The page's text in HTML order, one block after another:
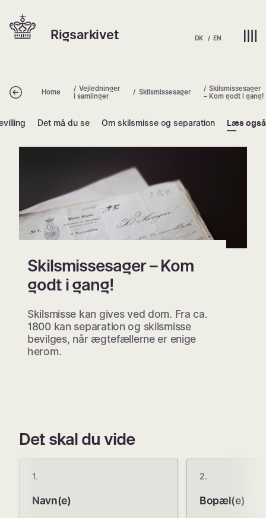
Spring
indhold
Hjem | Home
Rigsarkivet DK EN
Tilbage Home
Vejledninger
i samlinger
Skilsmissesager
Skilsmissesager
– Kom godt i gang!
Det må du se Om skilsmisse og separation Læs også
Skilsmissesager – Kom godt i gang!
Skilsmissesager – Kom
godt i gang!
Skilsmisse kan gives ved dom. Fra ca.
1800 kan separation og skilsmisse
bevilges, når ægtefællerne er enige
herom.
Det skal du vide
1.
Navn(e)
2.
Bopæl(e)